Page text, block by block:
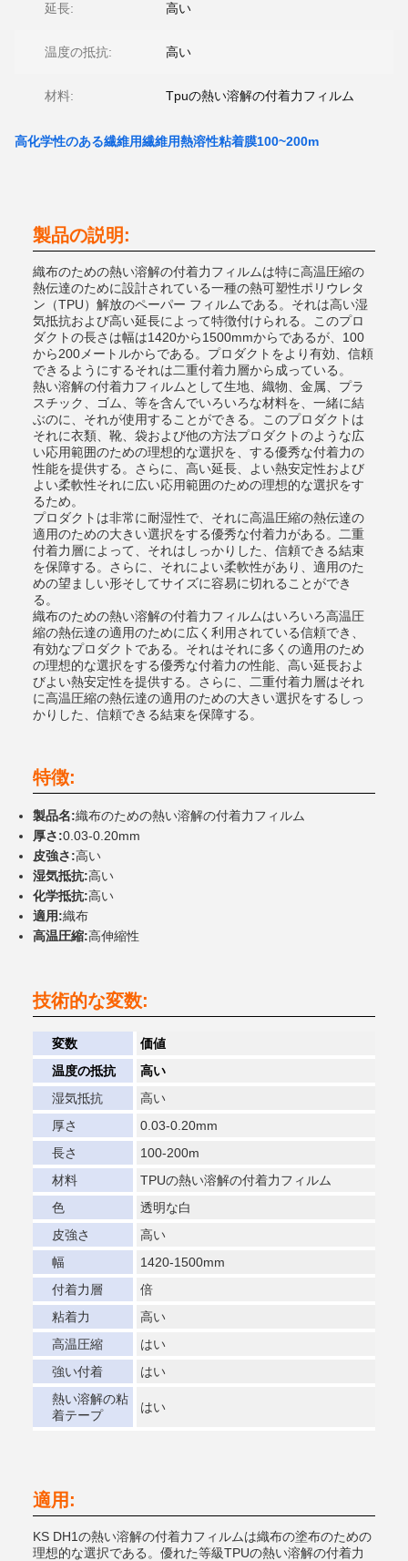
延長: 高い
温度の抵抗: 高い
材料: Tpuの熱い溶解の付着力フィルム
高化学性のある繊維用繊維用熱溶性粘着膜100~200m
製品の説明:
織布のための熱い溶解の付着力フィルムは特に高温圧縮の
熱伝達のために設計されている一種の熱可塑性ポリウレタ
ン（TPU）解放のペーパー フィルムである。それは高い湿
気抵抗および高い延長によって特徴付けられる。このプロ
ダクトの長さは幅は1420から1500mmからであるが、100
から200メートルからである。プロダクトをより有効、信頼
できるようにするそれは二重付着力層から成っている。
熱い溶解の付着力フィルムとして生地、織物、金属、プラ
スチック、ゴム、等を含んでいろいろな材料を、一緒に結
ぶのに、それが使用することができる。このプロダクトは
それに衣類、靴、袋および他の方法プロダクトのような広
い応用範囲のための理想的な選択を、する優秀な付着力の
性能を提供する。さらに、高い延長、よい熱安定性および
よい柔軟性それに広い応用範囲のための理想的な選択をす
るため。
プロダクトは非常に耐湿性で、それに高温圧縮の熱伝達の
適用のための大きい選択をする優秀な付着力がある。二重
付着力層によって、それはしっかりした、信頼できる結束
を保障する。さらに、それによい柔軟性があり、適用のた
めの望ましい形そしてサイズに容易に切れることができ
る。
織布のための熱い溶解の付着力フィルムはいろいろ高温圧
縮の熱伝達の適用のために広く利用されている信頼でき、
有効なプロダクトである。それはそれに多くの適用のため
の理想的な選択をする優秀な付着力の性能、高い延長およ
びよい熱安定性を提供する。さらに、二重付着力層はそれ
に高温圧縮の熱伝達の適用のための大きい選択をするしっ
かりした、信頼できる結束を保障する。
特徴:
製品名:織布のための熱い溶解の付着力フィルム
厚さ:0.03-0.20mm
皮強さ:高い
湿気抵抗:高い
化学抵抗:高い
適用:織布
高温圧縮:高伸縮性
技術的な変数:
変数
価値
温度の抵抗
高い
湿気抵抗
高い
厚さ
0.03-0.20mm
長さ
100-200m
材料
TPUの熱い溶解の付着力フィルム
色
透明な白
皮強さ
高い
幅
1420-1500mm
付着力層
倍
粘着力
高い
高温圧縮
はい
強い付着
はい
熱い溶解の粘
着テープ
はい
適用:
KS DH1の熱い溶解の付着力フィルムは織布の塗布のための
理想的な選択である。優れた等級TPUの熱い溶解の付着力